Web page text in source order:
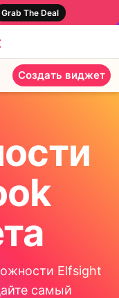
Grab The Deal
Создать виджет
Elfsight
самый